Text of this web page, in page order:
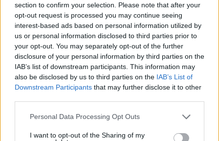
section to confirm your selection. Please note that after your
opt-out request is processed you may continue seeing
interest-based ads based on personal information utilized by
us or personal information disclosed to third parties prior to
your opt-out. You may separately opt-out of the further
disclosure of your personal information by third parties on the
IAB’s list of downstream participants. This information may
also be disclosed by us to third parties on the IAB’s List of
Downstream Participants that may further disclose it to other
Please note that this website/app uses one or more Google
not limited to your visit or usage behaviour. You may click to
Personal Data Processing Opt Outs
I want to opt-out of the Sharing of my
Δηλώσεις
Ο εισηγητής της επιτροπής Εσωτερικής Αγοράς
και Προστασίας των Καταναλωτών Piotr Müller
(Συντηρητικοί, Πολωνία) είπε:«Πρόκειται για
ένα σημαντικό βήμα προς τη σωστή
κατεύθυνση. Το βασικότερο επίτευγμα είναι ότι
εισάγουμε ουσιαστικές απλουστεύσεις για τις
ασφαλείας. Ελπίζω ότι οι πιο φιλόδοξες
προτάσεις μας θα ενσωματωθούν στην